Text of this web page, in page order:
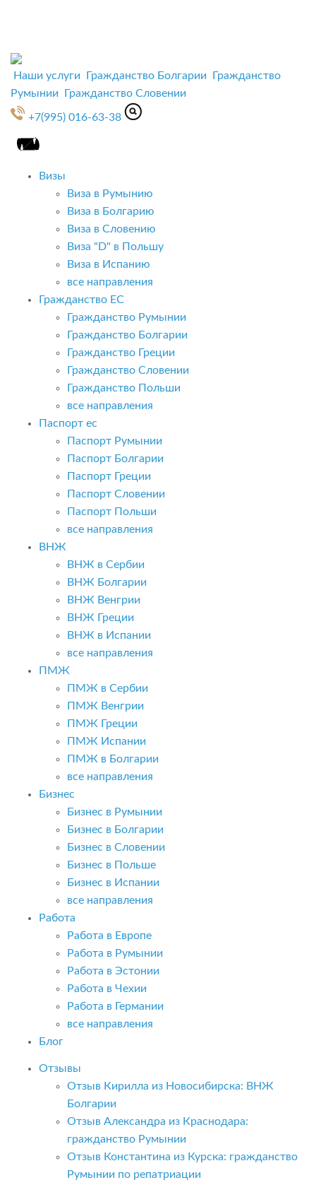
Наши услуги Гражданство Болгарии
Гражданство
Румынии
Гражданство Словении
+7(995) 016-63-38
Визы
Виза в Румынию
Виза в Болгарию
Виза в Словению
Виза "D" в Польшу
Виза в Испанию
все направления
Гражданство ЕС
Гражданство Румынии
Гражданство Болгарии
Гражданство Греции
Гражданство Словении
Гражданство Польши
все направления
Паспорт ес
Паспорт Румынии
Паспорт Болгарии
Паспорт Греции
Паспорт Словении
Паспорт Польши
все направления
ВНЖ
ВНЖ в Сербии
ВНЖ Болгарии
ВНЖ Венгрии
ВНЖ Греции
ВНЖ в Испании
все направления
ПМЖ
ПМЖ в Сербии
ПМЖ Венгрии
ПМЖ Греции
ПМЖ Испании
ПМЖ в Болгарии
все направления
Бизнес
Бизнес в Румынии
Бизнес в Болгарии
Бизнес в Словении
Бизнес в Польше
Бизнес в Испании
все направления
Работа
Работа в Европе
Работа в Румынии
Работа в Эстонии
Работа в Чехии
Работа в Германии
все направления
Блог
Отзывы
Отзыв Кирилла из Новосибирска: ВНЖ
Болгарии
Отзыв Александра из Краснодара:
гражданство Румынии
Отзыв Константина из Курска: гражданство
Румынии по репатриации